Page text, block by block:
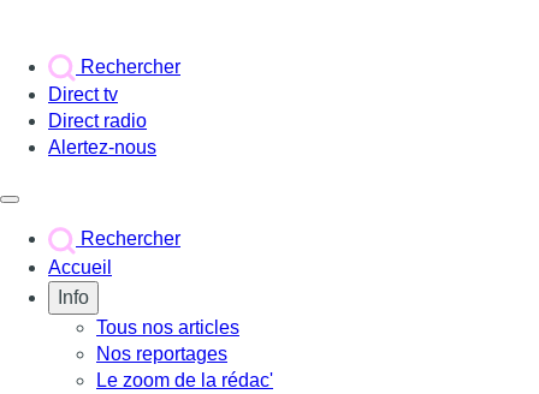
Rechercher
Direct tv
Direct radio
Alertez-nous
Rechercher
Accueil
Info
Tous nos articles
Nos reportages
Le zoom de la rédac'